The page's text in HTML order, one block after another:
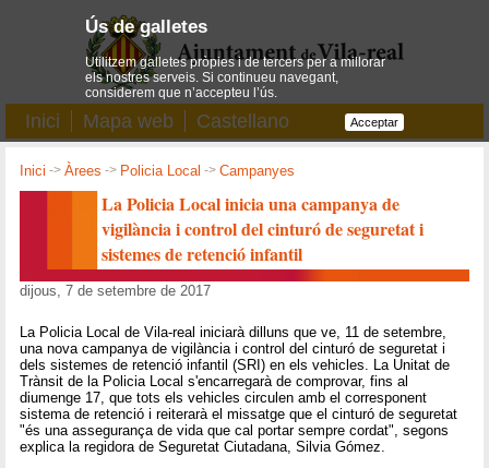
Inici Mapa web Castellano
Inici ->Àrees -> Policia Local ->Campanyes
La Policia Local inicia una campanya de
vigilància i control del cinturó de seguretat i
sistemes de retenció infantil
dijous, 7 de setembre de 2017
La Policia Local de Vila-real iniciarà dilluns que ve, 11 de setembre,
una nova campanya de vigilància i control del cinturó de seguretat i
dels sistemes de retenció infantil (SRI) en els vehicles. La Unitat de
Trànsit de la Policia Local s'encarregarà de comprovar, fins al
diumenge 17, que tots els vehicles circulen amb el corresponent
sistema de retenció i reiterarà el missatge que el cinturó de seguretat
"és una assegurança de vida que cal portar sempre cordat", segons
explica la regidora de Seguretat Ciutadana, Silvia Gómez.
Ús de galletes
Utilitzem galletes pròpies i de tercers per a millorar
els nostres serveis. Si continueu navegant,
considerem que n’accepteu l’ús.
Acceptar